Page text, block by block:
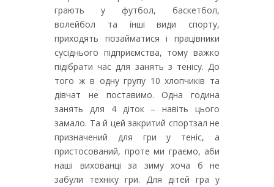
грають у футбол, баскетбол,
волейбол та інші види спорту,
приходять позайматися і працівники
сусіднього підприємства, тому важко
підібрати час для занять з тенісу. До
того ж в одну групу 10 хлопчиків та
дівчат не поставимо. Одна година
занять для 4 діток – навіть цього
замало. Та й цей закритий спортзал не
призначений для гри у теніс, а
пристосований, проте ми граємо, аби
наші вихованці за зиму хоча б не
забули техніку гри. Для дітей гра у